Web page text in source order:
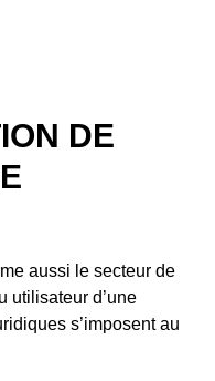
DE
aussi le secteur de
utilisateur d’une
s’imposent au